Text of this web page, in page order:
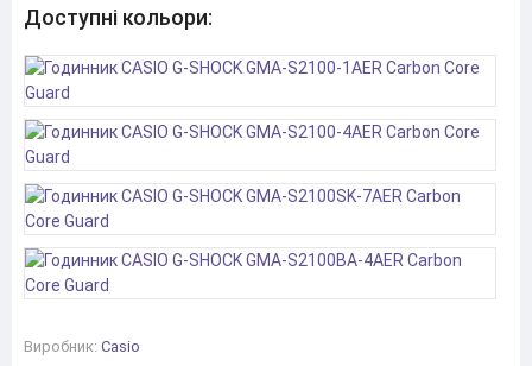
Доступні кольори:
Виробник: Casio